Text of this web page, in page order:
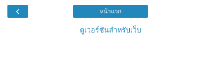
‹ หน้าแรก
ดูเวอร์ชันสำหรับเว็บ